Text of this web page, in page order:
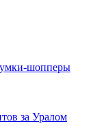
шопперы
за Уралом